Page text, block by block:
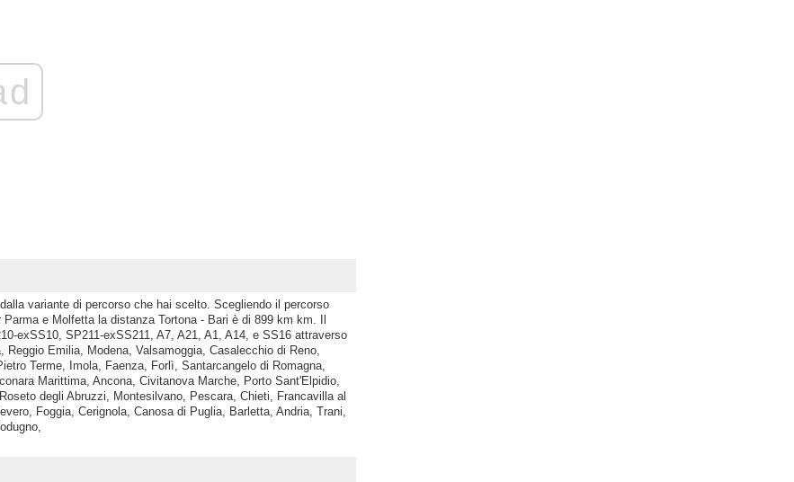
variante di percorso che hai scelto. Scegliendo il percorso
e Molfetta la distanza Tortona - Bari è di 899 km km. Il
exSS10, SP211-exSS211, A7, A21, A1, A14, e SS16 attraverso
Emilia, Modena, Valsamoggia, Casalecchio di Reno,
Terme, Imola, Faenza, Forlì, Santarcangelo di Romagna,
Marittima, Ancona, Civitanova Marche, Porto Sant'Elpidio,
degli Abruzzi, Montesilvano, Pescara, Chieti, Francavilla al
Foggia, Cerignola, Canosa di Puglia, Barletta, Andria, Trani,